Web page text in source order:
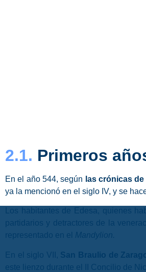
2.1. Primeros
En el año 544, según las crónicas
ya la mencionó en el siglo IV, y se
Los habitantes de Edesa, quienes
partidarios y detractores de la
representado en el Mandylion.
En el siglo VII, San Braulio de
este lienzo durante el II Concilio de